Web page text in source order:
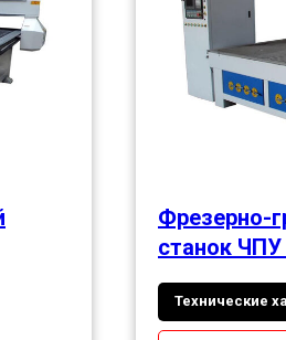
Фрезерно-
станок ЧПУ
Технические